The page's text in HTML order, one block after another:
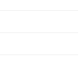
Bu iki
beklenmedik
filizlendiği